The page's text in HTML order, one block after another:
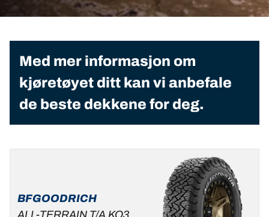
Med mer informasjon om
kjøretøyet ditt kan vi anbefale
de beste dekkene for deg.
BFGOODRICH
ALL-TERRAIN T/A KO3